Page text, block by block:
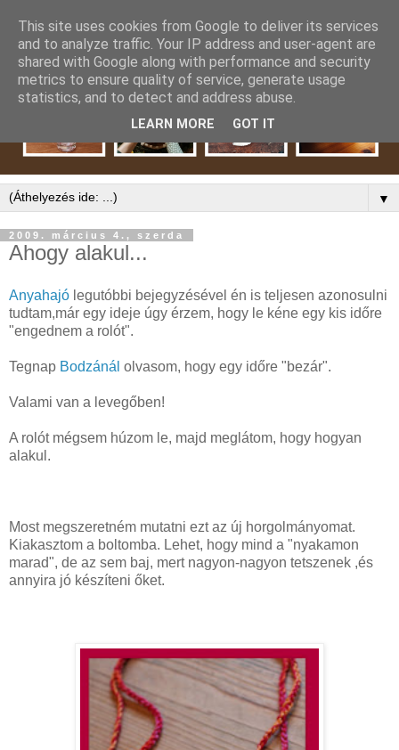
▼
2009. március 4., szerda
Ahogy alakul...
Anyahajó legutóbbi bejegyzésével én is teljesen azonosulni
tudtam,már egy ideje úgy érzem, hogy le kéne egy kis időre
"engednem a rolót".
Tegnap Bodzánál olvasom, hogy egy időre "bezár".
Valami van a levegőben!
A rolót mégsem húzom le, majd meglátom, hogy hogyan
alakul.
Most megszeretném mutatni ezt az új horgolmányomat.
Kiakasztom a boltomba. Lehet, hogy mind a "nyakamon
marad", de az sem baj, mert nagyon-nagyon tetszenek ,és
annyira jó készíteni őket.
This site uses cookies from Google to deliver its services
and to analyze traffic. Your IP address and user-agent are
shared with Google along with performance and security
metrics to ensure quality of service, generate usage
statistics, and to detect and address abuse.
LEARN MORE GOT IT